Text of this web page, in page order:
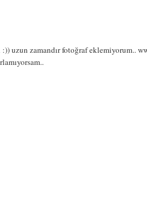
uzun zamandır fotoğraf eklemiyorum..